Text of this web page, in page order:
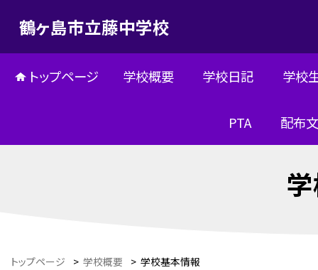
鶴ヶ島市立藤中学校
トップページ 学校概要 学校日記 学校
PTA 配布
トップページ > 学校概要 > 学校基本情報